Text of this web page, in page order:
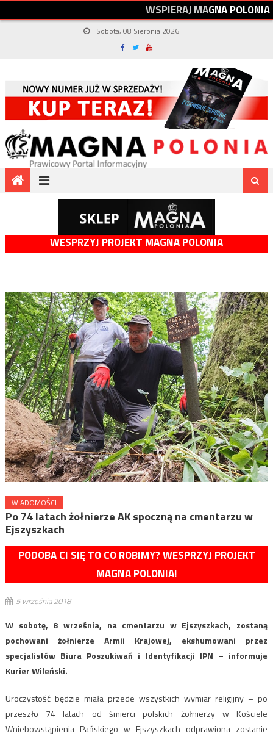
WSPIERAJMAGNAPOLONIA
Sobota, 08 Sierpnia 2026
WESPRZYJ PROJEKT MAGNA POLONIA
WIADOMOŚCI
Po 74 latach żołnierze AK spoczną na cmentarzu w
Ejszyszkach
PODOBA CI SIĘ TO CO ROBIMY? WESPRZYJ PROJEKT
MAGNA POLONIA!
5 września 2018
W sobotę, 8 września, na cmentarzu w Ejszyszkach, zostaną
pochowani żołnierze Armii Krajowej, ekshumowani przez
specjalistów Biura Poszukiwań i Identyfikacji IPN – informuje
Kurier Wileński.
Uroczystość będzie miała przede wszystkich wymiar religijny – po
przeszło 74 latach od śmierci polskich żołnierzy w Kościele
Wniebowstąpienia Pańskiego w Ejszyszkach odprawiona zostanie